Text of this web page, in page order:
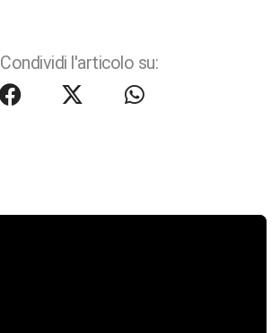
Condividi l'articolo su: